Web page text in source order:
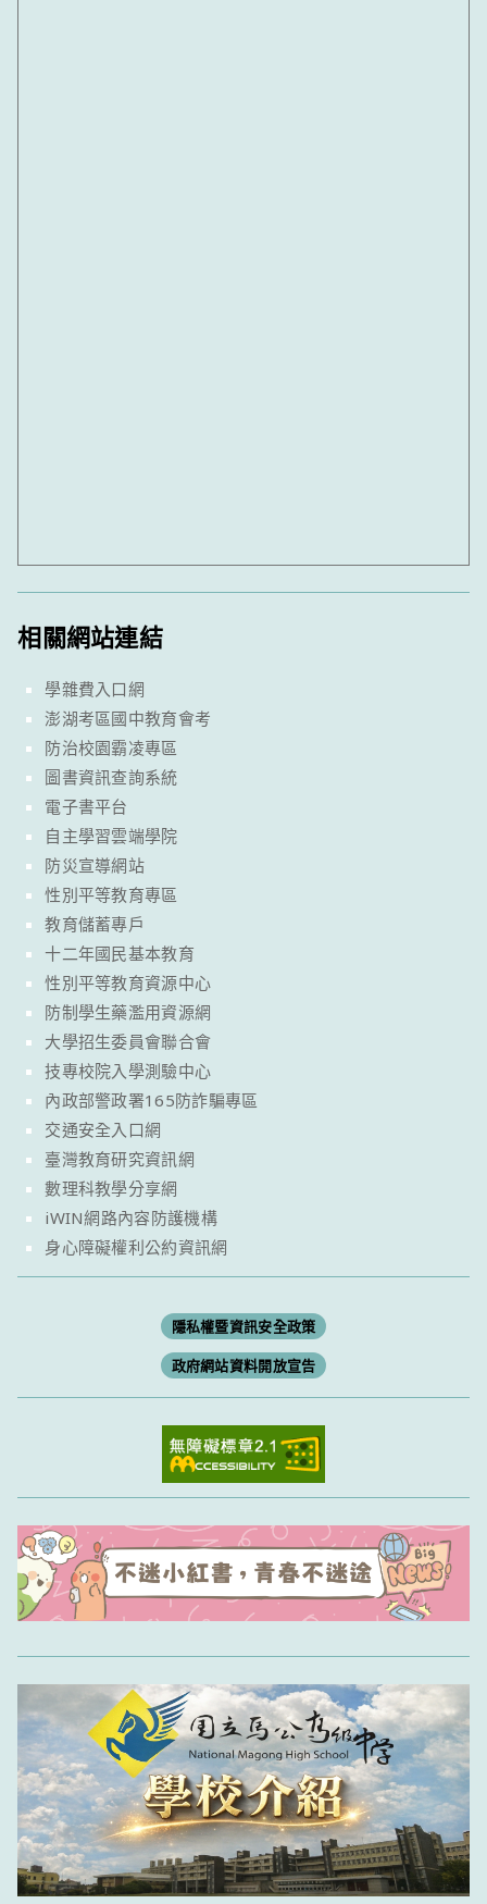
相關網站連結
學雜費入口網
澎湖考區國中教育會考
防治校園霸凌專區
圖書資訊查詢系統
電子書平台
自主學習雲端學院
防災宣導網站
性別平等教育專區
教育儲蓄專戶
十二年國民基本教育
性別平等教育資源中心
防制學生藥濫用資源網
大學招生委員會聯合會
技專校院入學測驗中心
內政部警政署165防詐騙專區
交通安全入口網
臺灣教育研究資訊網
數理科教學分享網
iWIN網路內容防護機構
身心障礙權利公約資訊網
隱私權暨資訊安全政策
政府網站資料開放宣告